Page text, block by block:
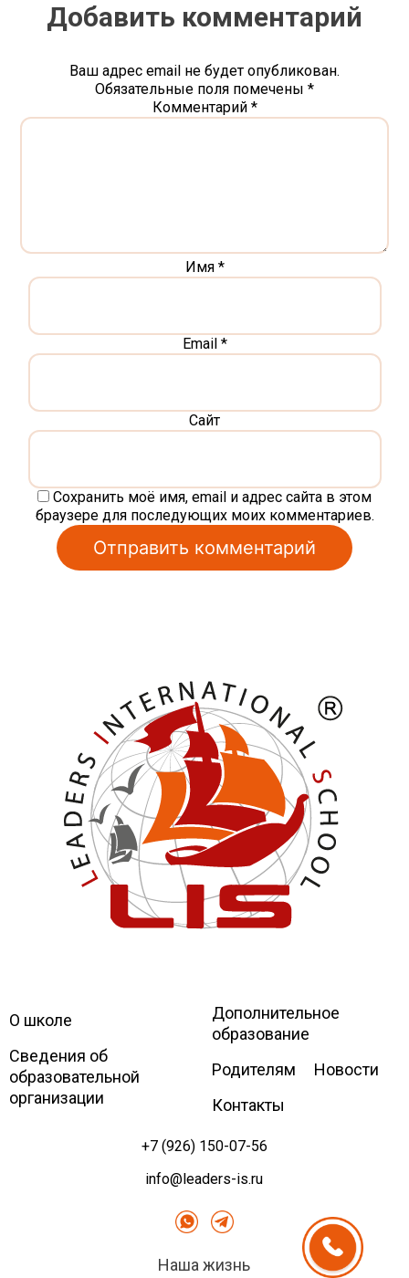
Добавить комментарий
Ваш адрес email не будет опубликован.
Обязательные поля помечены *
Комментарий *
Имя *
Email *
Сайт
Сохранить моё имя, email и адрес сайта в этом
браузере для последующих моих комментариев.
Leaders
International school
О школе
Сведения об
образовательной
организации
Дополнительное
образование
Родителям
Новости
Контакты
+7 (926) 150-07-56
info@leaders-is.ru
Наша жизнь